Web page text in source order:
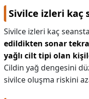
Sivilce izleri kaç
Sivilce izleri kaç
edildikten sonar
yağlı cilt tipi olan
Cildin yağ dengesini
sivilce oluşma riskini